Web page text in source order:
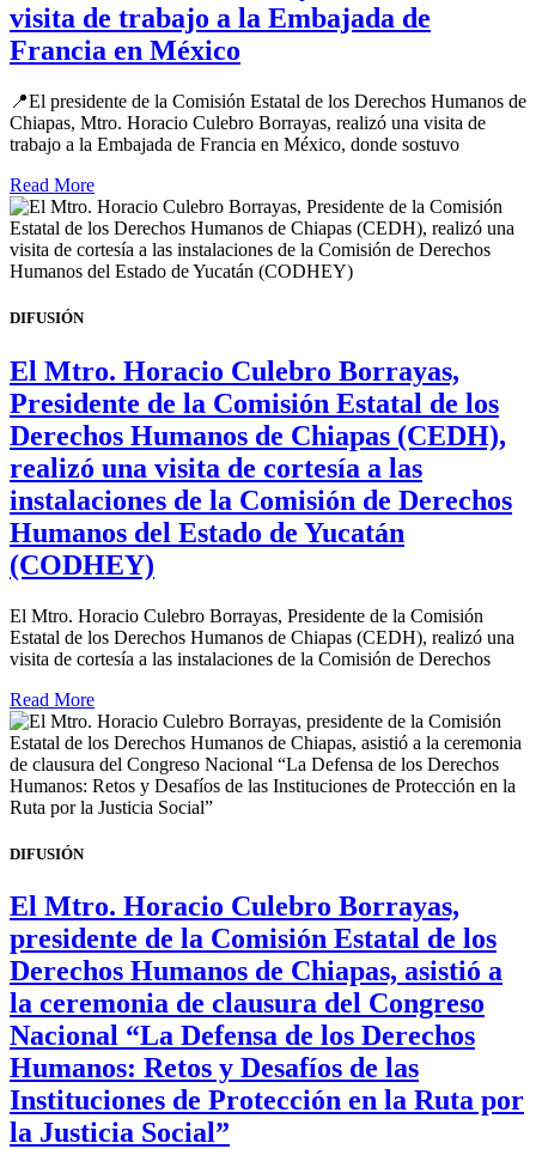
visita de trabajo a la Embajada de
Francia en México
📍El presidente de la Comisión Estatal de los Derechos Humanos de
Chiapas, Mtro. Horacio Culebro Borrayas, realizó una visita de
trabajo a la Embajada de Francia en México, donde sostuvo
Read More
DIFUSIÓN
El Mtro. Horacio Culebro Borrayas,
Presidente de la Comisión Estatal de los
Derechos Humanos de Chiapas (CEDH),
realizó una visita de cortesía a las
instalaciones de la Comisión de Derechos
Humanos del Estado de Yucatán
(CODHEY)
El Mtro. Horacio Culebro Borrayas, Presidente de la Comisión
Estatal de los Derechos Humanos de Chiapas (CEDH), realizó una
visita de cortesía a las instalaciones de la Comisión de Derechos
Read More
DIFUSIÓN
El Mtro. Horacio Culebro Borrayas,
presidente de la Comisión Estatal de los
Derechos Humanos de Chiapas, asistió a
la ceremonia de clausura del Congreso
Nacional “La Defensa de los Derechos
Humanos: Retos y Desafíos de las
Instituciones de Protección en la Ruta por
la Justicia Social”